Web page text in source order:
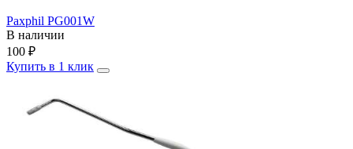
Paxphil PG001W
В наличии
100 ₽
Купить в 1 клик